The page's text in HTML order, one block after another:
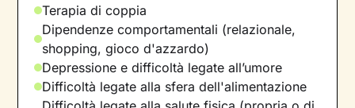
Terapia di coppia
Dipendenze comportamentali (relazionale,
shopping, gioco d'azzardo)
Depressione e difficoltà legate all’umore
Difficoltà legate alla sfera dell'alimentazione